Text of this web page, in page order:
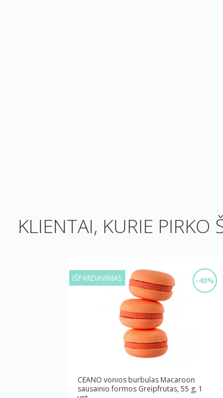
KLIENTAI, KURIE PIRKO
-40%
IŠPARDAVIMAS
CEANO vonios burbulas Macaroon
sausainio formos Greipfrutas, 55 g, 1